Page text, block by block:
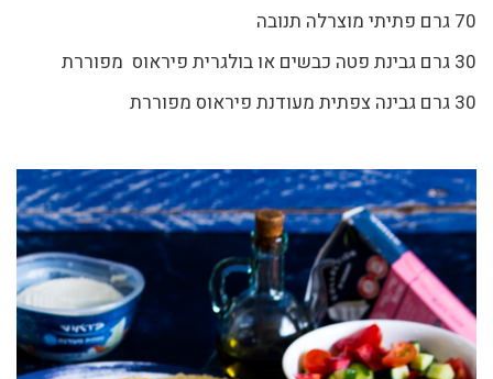
70 גרם פתיתי מוצרלה תנובה
30 גרם גבינת פטה כבשים או בולגרית פיראוס מפוררת
30 גרם גבינה צפתית מעודנת פיראוס מפוררת